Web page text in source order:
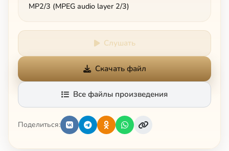
MP2/3 (MPEG audio layer 2/3)
Слушать
Скачать файл
Все файлы произведения
Поделиться: